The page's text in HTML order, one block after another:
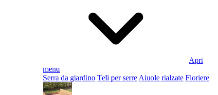
Apri
menu
Serra da giardino Teli per serre Aiuole rialzate Fioriere